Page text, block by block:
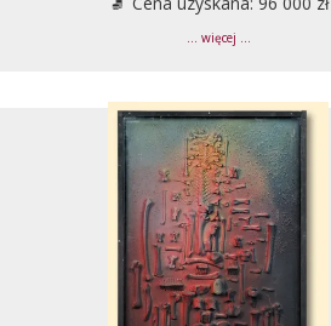
... więcej ...